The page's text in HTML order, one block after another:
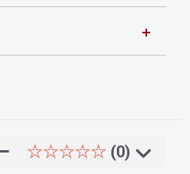
☆☆☆☆☆ (0)